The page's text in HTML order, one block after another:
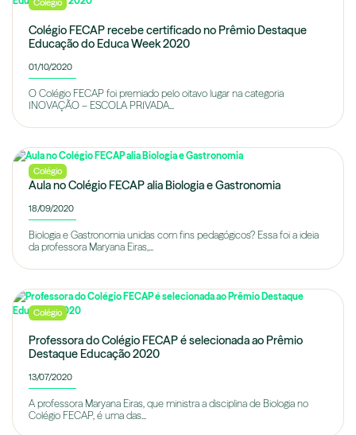
Colégio
Colégio FECAP recebe certificado no Prêmio Destaque
Educação do Educa Week 2020
01/10/2020
O Colégio FECAP foi premiado pelo oitavo lugar na categoria
INOVAÇÃO – ESCOLA PRIVADA...
Colégio
Aula no Colégio FECAP alia Biologia e Gastronomia
18/09/2020
Biologia e Gastronomia unidas com fins pedagógicos? Essa foi a ideia
da professora Maryana Eiras,...
Colégio
Professora do Colégio FECAP é selecionada ao Prêmio
Destaque Educação 2020
13/07/2020
A professora Maryana Eiras, que ministra a disciplina de Biologia no
Colégio FECAP, é uma das...